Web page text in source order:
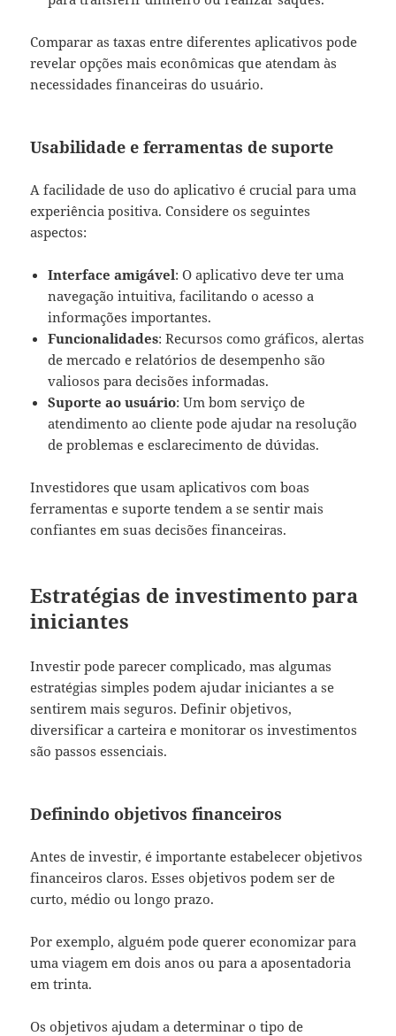
Comparar as taxas entre diferentes aplicativos pode
revelar opções mais econômicas que atendam às
necessidades financeiras do usuário.
Usabilidade e ferramentas de suporte
A facilidade de uso do aplicativo é crucial para uma
experiência positiva. Considere os seguintes
aspectos:
Interface amigável: O aplicativo deve ter uma
navegação intuitiva, facilitando o acesso a
informações importantes.
Funcionalidades: Recursos como gráficos, alertas
de mercado e relatórios de desempenho são
valiosos para decisões informadas.
Suporte ao usuário: Um bom serviço de
atendimento ao cliente pode ajudar na resolução
de problemas e esclarecimento de dúvidas.
Investidores que usam aplicativos com boas
ferramentas e suporte tendem a se sentir mais
confiantes em suas decisões financeiras.
Estratégias de investimento para
iniciantes
Investir pode parecer complicado, mas algumas
estratégias simples podem ajudar iniciantes a se
sentirem mais seguros. Definir objetivos,
diversificar a carteira e monitorar os investimentos
são passos essenciais.
Definindo objetivos financeiros
Antes de investir, é importante estabelecer objetivos
financeiros claros. Esses objetivos podem ser de
curto, médio ou longo prazo.
Por exemplo, alguém pode querer economizar para
uma viagem em dois anos ou para a aposentadoria
em trinta.
Os objetivos ajudam a determinar o tipo de